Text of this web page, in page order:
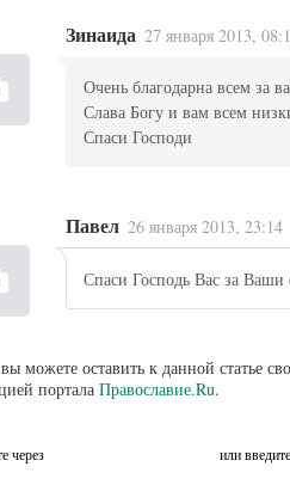
Зинаида 27 января 2013,
Очень благодарна всем за
Слава Богу и вам всем
Спаси Господи
Павел 26 января 2013, 23:14
Спаси Господь Вас за Ваши
вы можете оставить к данной статье
портала Православие.Ru.
через или